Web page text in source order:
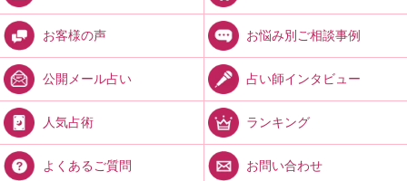
お客様の声 お悩み別ご相談事例
公開メール占い 占い師インタビュー
人気占術 ランキング
よくあるご質問 お問い合わせ